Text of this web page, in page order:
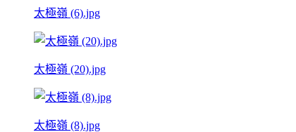
太極嶺 (6).jpg
太極嶺 (20).jpg
太極嶺 (8).jpg